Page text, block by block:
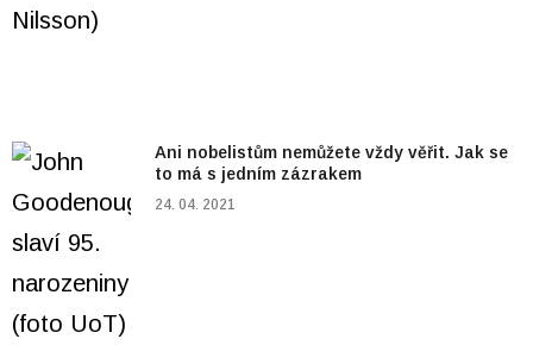
Ani nobelistům nemůžete vždy věřit. Jak se
to má s jedním zázrakem
24. 04. 2021